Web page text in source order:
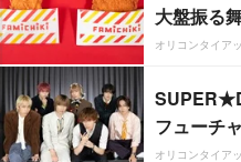
大盤振る
オリコンタイア
フューチ
オリコンタイア